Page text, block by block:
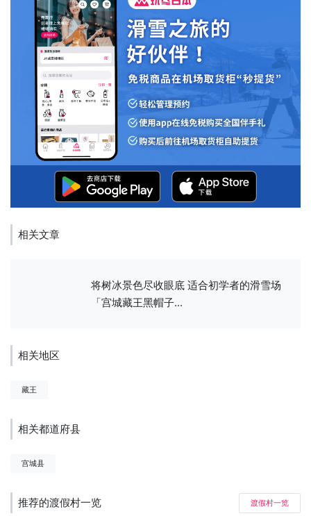
相关文章
将树冰景色尽收眼底 适合初学者的滑雪场
「宫城藏王黑帽子...
相关地区
藏王
相关都道府县
宫城县
推荐的渡假村一览 渡假村一览